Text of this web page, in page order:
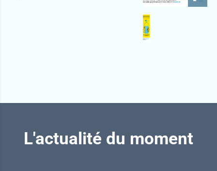
L'actualité du moment